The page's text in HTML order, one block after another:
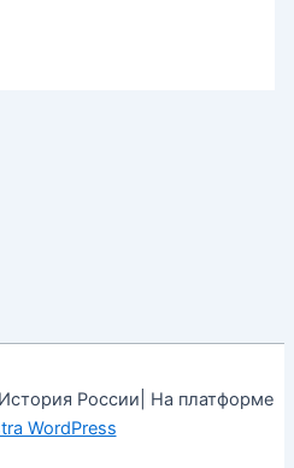
России| На платформе
WordPress